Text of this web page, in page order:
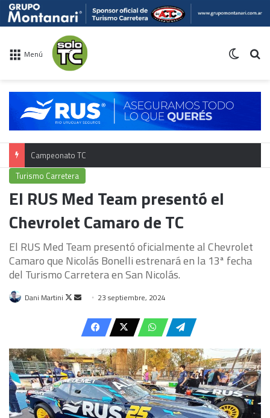
Menú
Campeonato TC
Turismo Carretera
El RUS Med Team presentó el
Chevrolet Camaro de TC
El RUS Med Team presentó oficialmente al Chevrolet
Camaro que Nicolás Bonelli estrenará en la 13ª fecha
del Turismo Carretera en San Nicolás.
Dani Martini
Follow
Send
email
23 septiembre, 2024